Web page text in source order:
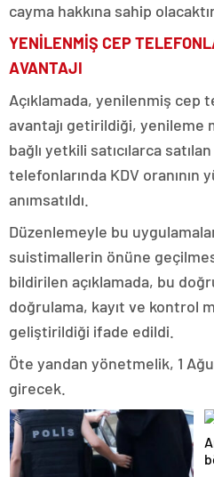
cayma hakkına sahip
YENİLENMİŞ CEP
AVANTAJI
Açıklamada, yenilenmiş cep
avantajı getirildiği, yenileme
bağlı yetkili satıcılarca
telefonlarında KDV oranının
anımsatıldı.
Düzenlemeyle bu
suistimallerin önüne
bildirilen açıklamada, bu
doğrulama, kayıt ve kontrol
geliştirildiği ifade edildi.
Öte yandan yönetmelik, 1
girecek.